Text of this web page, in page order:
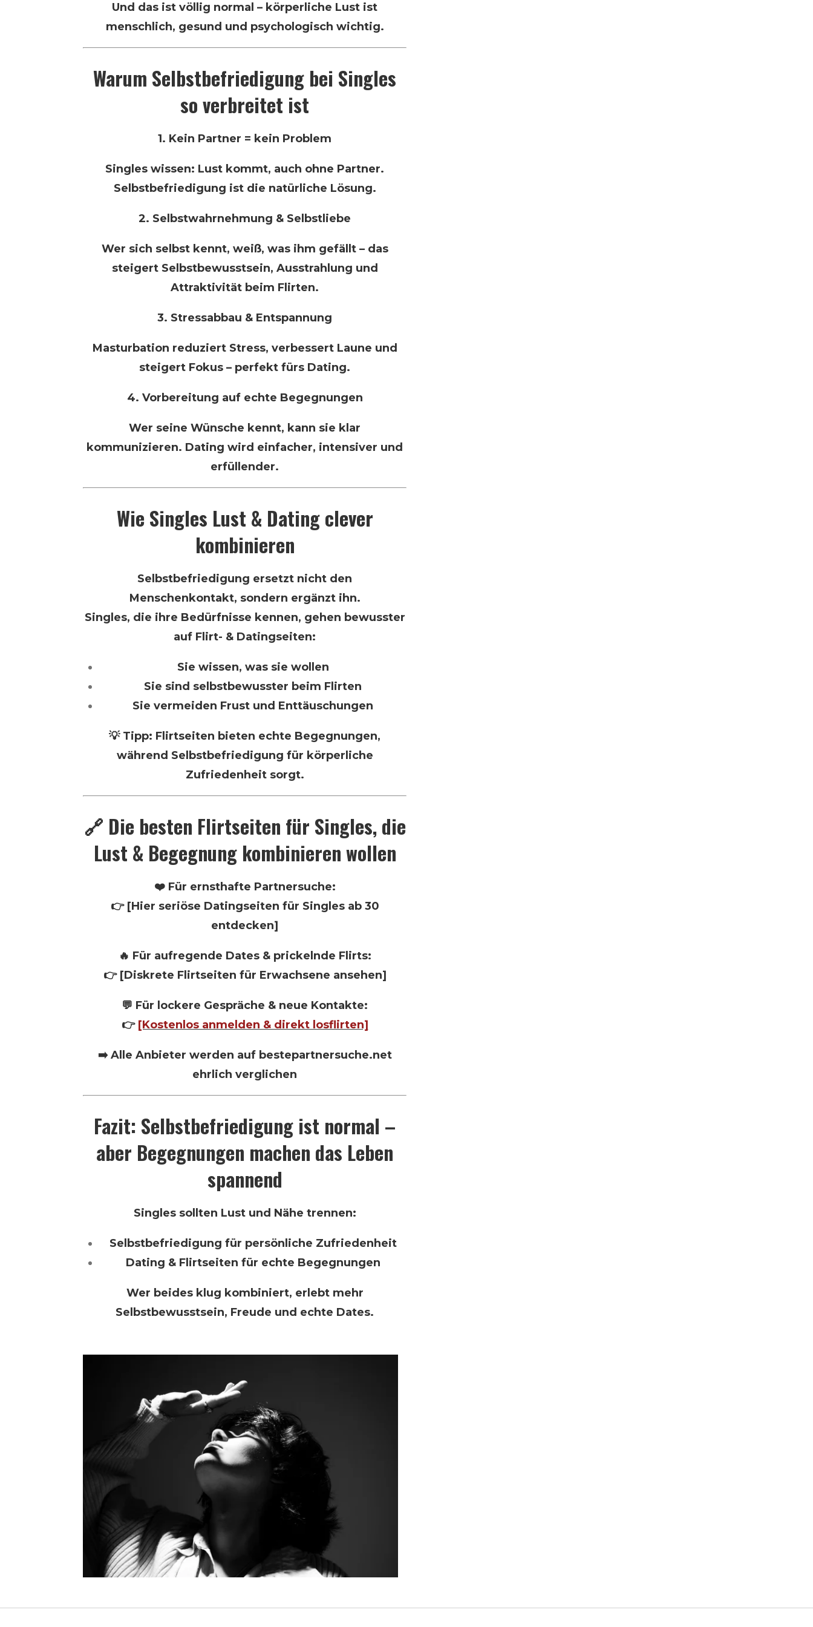
Und das ist völlig normal – körperliche Lust ist
menschlich, gesund und psychologisch wichtig.
Warum Selbstbefriedigung bei Singles
so verbreitet ist
1. Kein Partner = kein Problem
Singles wissen: Lust kommt, auch ohne Partner.
Selbstbefriedigung ist die natürliche Lösung.
2. Selbstwahrnehmung & Selbstliebe
Wer sich selbst kennt, weiß, was ihm gefällt – das
steigert Selbstbewusstsein, Ausstrahlung und
Attraktivität beim Flirten.
3. Stressabbau & Entspannung
Masturbation reduziert Stress, verbessert Laune und
steigert Fokus – perfekt fürs Dating.
4. Vorbereitung auf echte Begegnungen
Wer seine Wünsche kennt, kann sie klar
kommunizieren. Dating wird einfacher, intensiver und
erfüllender.
Wie Singles Lust & Dating clever
kombinieren
Selbstbefriedigung ersetzt nicht den
Menschenkontakt, sondern ergänzt ihn.
Singles, die ihre Bedürfnisse kennen, gehen bewusster
auf Flirt- & Datingseiten:
Sie wissen, was sie wollen
Sie sind selbstbewusster beim Flirten
Sie vermeiden Frust und Enttäuschungen
💡 Tipp: Flirtseiten bieten echte Begegnungen,
während Selbstbefriedigung für körperliche
Zufriedenheit sorgt.
🔗 Die besten Flirtseiten für Singles, die
Lust & Begegnung kombinieren wollen
❤️ Für ernsthafte Partnersuche:
👉 [Hier seriöse Datingseiten für Singles ab 30
entdecken]
🔥 Für aufregende Dates & prickelnde Flirts:
👉 [Diskrete Flirtseiten für Erwachsene ansehen]
💬 Für lockere Gespräche & neue Kontakte:
👉 [Kostenlos anmelden & direkt losflirten]
➡️ Alle Anbieter werden auf bestepartnersuche.net
ehrlich verglichen
Fazit: Selbstbefriedigung ist normal –
aber Begegnungen machen das Leben
spannend
Singles sollten Lust und Nähe trennen:
Selbstbefriedigung für persönliche Zufriedenheit
Dating & Flirtseiten für echte Begegnungen
Wer beides klug kombiniert, erlebt mehr
Selbstbewusstsein, Freude und echte Dates.